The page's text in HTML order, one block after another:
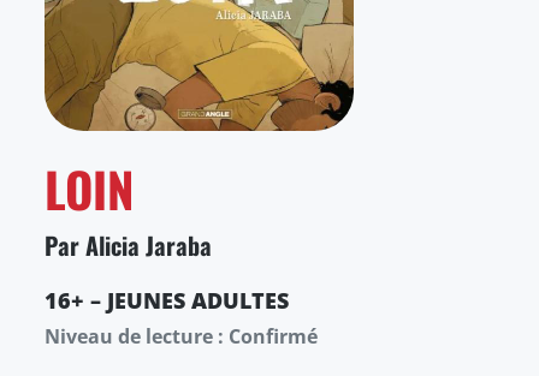
LOIN
Par Alicia Jaraba
16+ – JEUNES ADULTES
Niveau de lecture : Confirmé